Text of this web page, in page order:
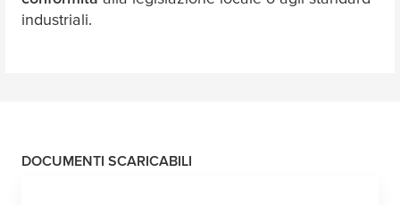
industriali.
DOCUMENTI SCARICABILI